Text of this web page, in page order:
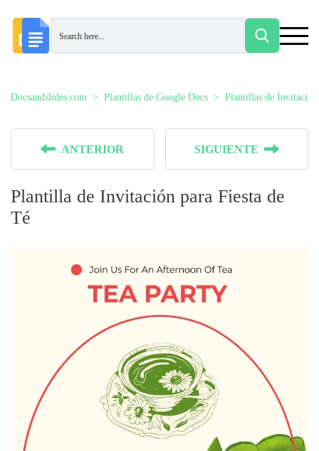
Docsandslides.com Plantillas de Google Docs Plantillas de Invitación
ANTERIOR SIGUIENTE
Plantilla de Invitación para Fiesta de
Té